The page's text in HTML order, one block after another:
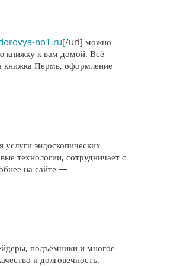
no1.ru[/url] можно
книжку к вам домой. Всё
книжка Пермь, оформление
услуги эндоскопических
технологии, сотрудничает с
на сайте —
подъёмники и многое
и долговечность.